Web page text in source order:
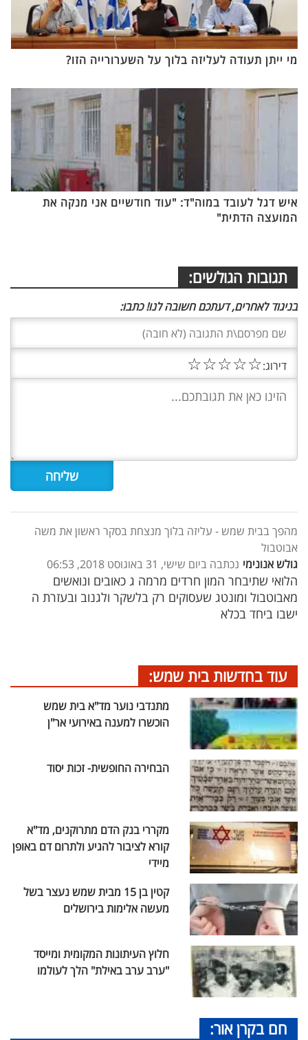
מי ייתן תעודה לעליזה בלוך על השערורייה הזו?
איש דגל לעובד במוה"ד: "עוד חודשיים אני מנקה את
המועצה הדתית"
תגובות הגולשים:
בניגוד לאחרים, דעתכם חשובה לנו! כתבו:
דירוג:☆
☆
☆
☆
☆
מהפך בבית שמש - עליזה בלוך מנצחת בסקר ראשון את משה
אבוטבול
גולש אנונימי נכתבה ביום שישי, 31 באוגוסט 2018, 06:53
הלואי שתיבחר המון חרדים מרמה ג כאובים ונואשים
מאבוטבול ומונטג שעסוקים רק בלשקר ולגנוב ובעזרת ה
ישבו ביחד בכלא
עוד בחדשות בית שמש:
מתנדבי נוער מד"א בית שמש
הוכשרו למענה באירועי אר"ן
הבחירה החופשית- זכות יסוד
מקררי בנק הדם מתרוקנים, מד"א
קורא לציבור להגיע ולתרום דם באופן
מיידי
קטין בן 15 מבית שמש נעצר בשל
מעשה אלימות בירושלים
חלוץ העיתונות המקומית ומייסד
"ערב ערב באילת" הלך לעולמו
חם בקרן אור: